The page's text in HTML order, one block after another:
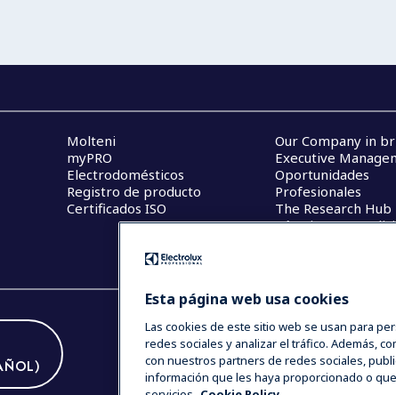
Molteni
myPRO
Electrodomésticos
Registro de producto
Certificados ISO
Our Company in
Executive
Oportunidades
Profesionales
The Research Hub
Términos y
Esta página web usa cookies
Las cookies de este sitio web se usan para
redes sociales y analizar el tráfico. Además,
con nuestros partners de redes sociales,
información que les haya proporcionado o